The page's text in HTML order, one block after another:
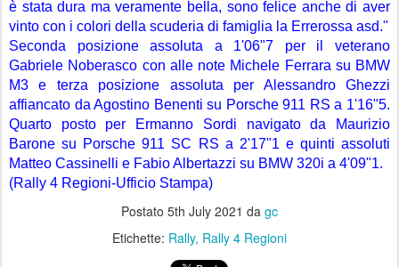
è stata dura ma veramente bella, sono felice anche di aver
vinto con i colori della scuderia di famiglia la Errerossa asd."
Seconda posizione assoluta a 1'06"7 per il veterano
Gabriele Noberasco con alle note Michele Ferrara su BMW
M3 e terza posizione assoluta per Alessandro Ghezzi
affiancato da Agostino Benenti su Porsche 911 RS a 1'16"5.
Quarto posto per Ermanno Sordi navigato da Maurizio
Barone su Porsche 911 SC RS a 2'17"1 e quinti assoluti
Matteo Cassinelli e Fabio Albertazzi su BMW 320i a 4'09"1.
(Rally 4 Regioni-Ufficio Stampa)
Postato 5th July 2021 da gc
Etichette: Rally Rally 4 Regioni